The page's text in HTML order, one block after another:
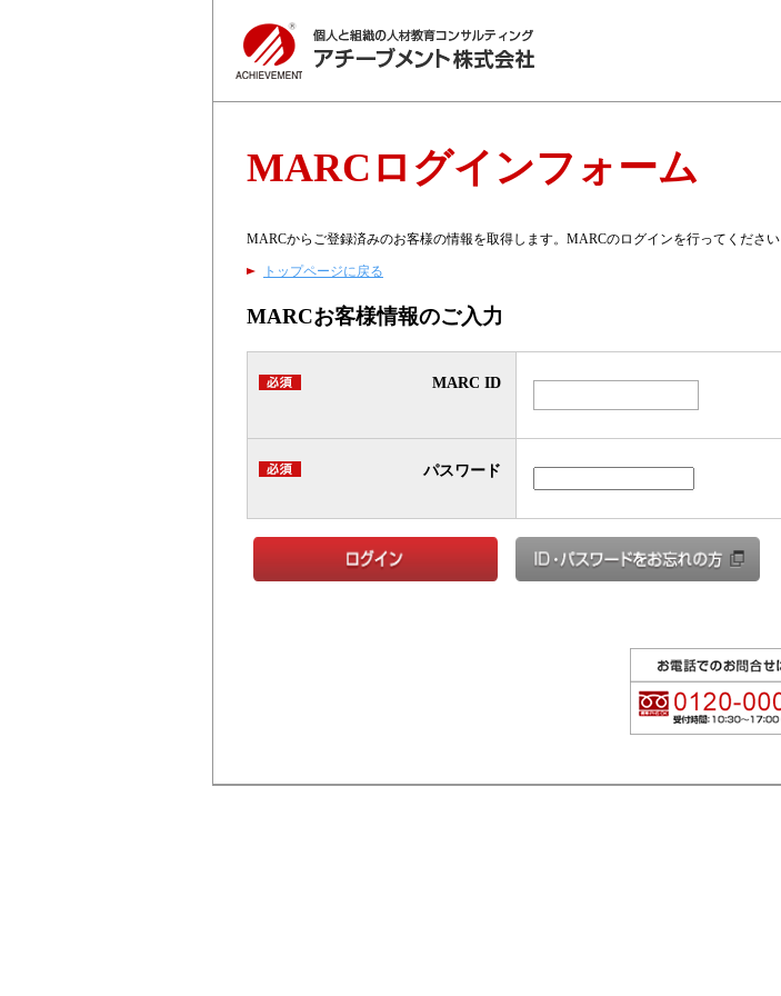
MARCログインフォーム
MARCからご登録済みのお客様の情報を取得します。MARCのログインを行ってください
トップページに戻る
MARCお客様情報のご入力
MARC ID
パスワード